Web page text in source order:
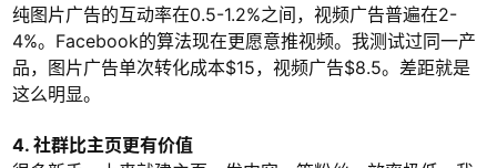
纯图片广告的互动率在0.5-1.2%之间，视频广告普遍在2-
4%。Facebook的算法现在更愿意推视频。我测试过同一产
品，图片广告单次转化成本$15，视频广告$8.5。差距就是
这么明显。
4. 社群比主页更有价值